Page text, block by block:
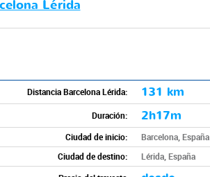
Lérida
Distancia Barcelona Lérida: 131 km
Duración: 2h17m
Ciudad de inicio:
Barcelona, España
Ciudad de destino:
Lérida, España